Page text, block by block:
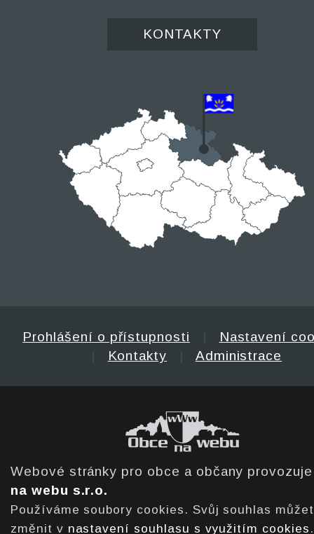
KONTAKTY
Prohlášení o přístupnosti
Nastavení
Kontakty Administrace
Webové stránky pro obce a občany
na webu s.r.o.
Používáme soubory cookies. Svůj souhlas
změnit v nastavení souhlasu s využitím cookies .